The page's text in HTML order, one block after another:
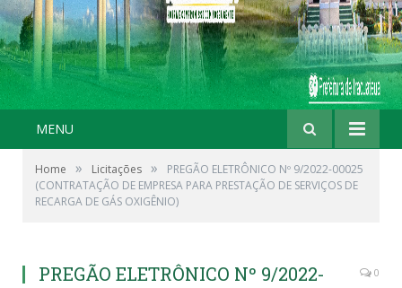
MENU
Home » Licitações »
PREGÃO ELETRÔNICO Nº 9/2022-00025
(CONTRATAÇÃO DE EMPRESA PARA PRESTAÇÃO DE SERVIÇOS DE
RECARGA DE GÁS OXIGÊNIO)
PREGÃO ELETRÔNICO Nº 9/2022-
0